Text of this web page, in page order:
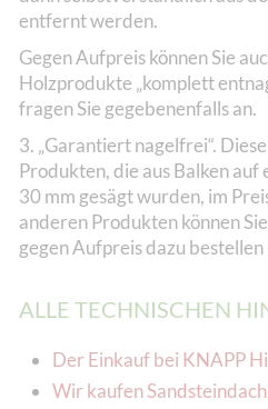
entfernt werden.
Gegen Aufpreis können Sie
Holzprodukte „komplett
fragen Sie gegebenenfalls an.
3. „Garantiert nagelfrei“.
Produkten, die aus Balken
30 mm gesägt wurden, im
anderen Produkten können
gegen Aufpreis dazu
ALLE TECHNISCHEN
Der Einkauf bei KNAPP
Wir kaufen